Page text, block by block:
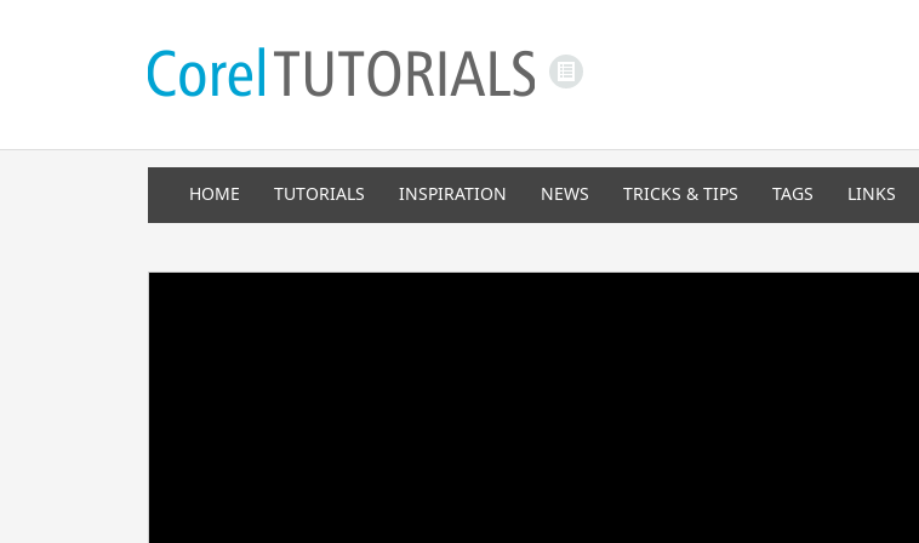
HOME TUTORIALS INSPIRATION NEWS TRICKS & TIPS TAGS LINKS